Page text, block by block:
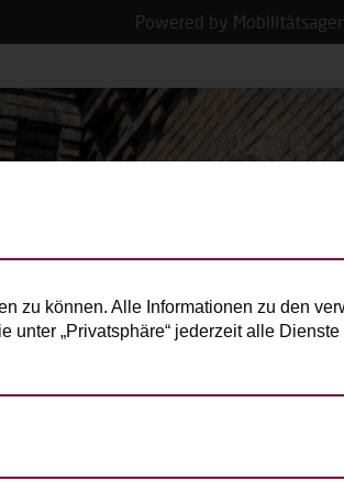
Powered by
zu können. Alle Informationen zu den
„Privatsphäre“ jederzeit alle